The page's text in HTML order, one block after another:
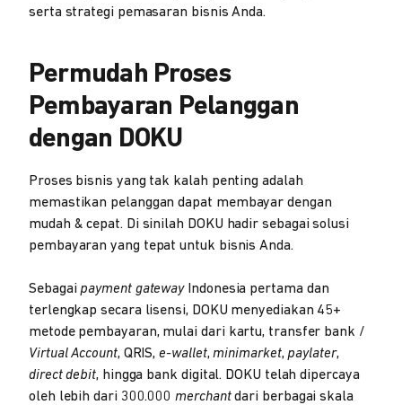
serta strategi pemasaran bisnis Anda.
Permudah Proses
Pembayaran Pelanggan
dengan DOKU
Proses bisnis yang tak kalah penting adalah
memastikan pelanggan dapat membayar dengan
mudah & cepat. Di sinilah DOKU hadir sebagai solusi
pembayaran yang tepat untuk bisnis Anda.
Sebagai payment gatewayIndonesia pertama dan
terlengkap secara lisensi, DOKU menyediakan 45+
metode pembayaran, mulai dari kartu, transfer bank /
Virtual Account, QRIS,e-wallet,minimarket, paylater,
direct debit, hingga bank digital. DOKU telah dipercaya
oleh lebih dari 300.000merchantdari berbagai skala